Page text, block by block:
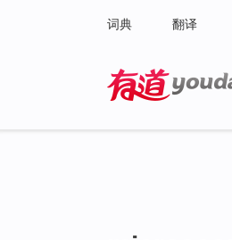
词典 翻译